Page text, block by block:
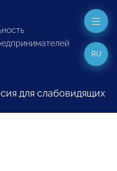
для слабовидящих
RU